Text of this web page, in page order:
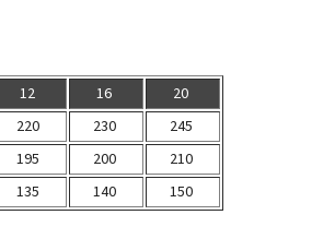
12 16
20
220 230
245
195 200
210
135 140 150